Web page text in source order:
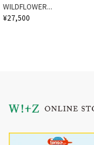
WILDFLOWER...
¥27,500